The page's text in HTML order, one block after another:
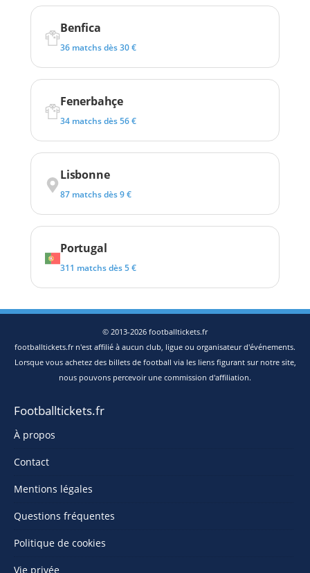
Benfica
36 matchs dès 30 €
Fenerbahçe
34 matchs dès 56 €
Lisbonne
87 matchs dès 9 €
Portugal
311 matchs dès 5 €
© 2013-2026 footballtickets.fr
footballtickets.fr n'est affilié à aucun club, ligue ou organisateur d'événements.
Lorsque vous achetez des billets de football via les liens figurant sur notre site,
nous pouvons percevoir une commission d'affiliation.
Footballtickets.fr
À propos
Contact
Mentions légales
Questions fréquentes
Politique de cookies
Vie privée